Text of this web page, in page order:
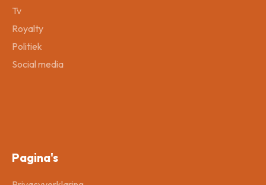
Tv
Royalty
Politiek
Social media
Pagina's